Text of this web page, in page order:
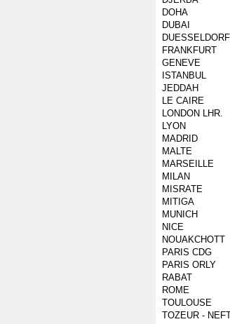
DOHA
DUBAI
DUESSELDORF
FRANKFURT
GENEVE
ISTANBUL
JEDDAH
LE CAIRE
LONDON LHR.
LYON
MADRID
MALTE
MARSEILLE
MILAN
MISRATE
MITIGA
MUNICH
NICE
NOUAKCHOTT
PARIS CDG
PARIS ORLY
RABAT
ROME
TOULOUSE
TOZEUR -